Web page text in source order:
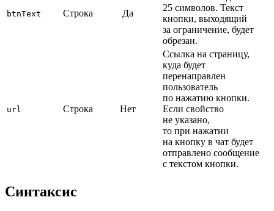
btnText Строка Да
25 символов. Текст
кнопки, выходящий
за ограничение, будет
обрезан.
url Строка Нет
Ссылка на страницу,
куда будет
перенаправлен
пользователь
по нажатию кнопки.
Если свойство
не указано,
то при нажатии
на кнопку в чат будет
отправлено сообщение
с текстом кнопки.
Синтаксис